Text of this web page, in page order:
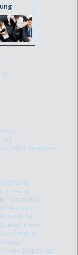
selbst berechnen
Impressum
Erstinformation
Datenschutz
Bildnachweis
Quellenhinweis
Barrierefreiheit
Widerruf
Cookie-Einstellungen